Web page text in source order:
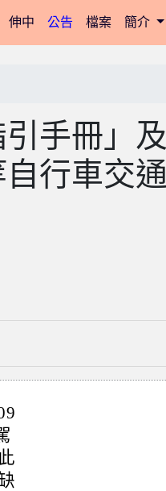
伸中(current)
公告 檔案 簡介
手冊」及
行車交通